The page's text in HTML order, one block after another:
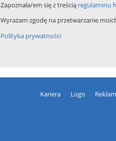
Zapoznała/em się z treścią regulaminu
Wyrażam zgodę na przetwarzanie
Polityka prywatności
Kariera Logo